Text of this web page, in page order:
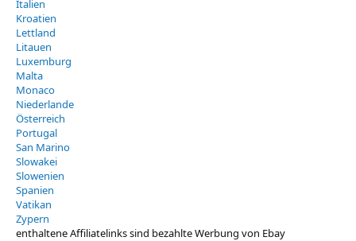
Italien
Kroatien
Lettland
Litauen
Luxemburg
Malta
Monaco
Niederlande
Österreich
Portugal
San Marino
Slowakei
Slowenien
Spanien
Vatikan
Zypern
enthaltene Affiliatelinks sind bezahlte Werbung von Ebay